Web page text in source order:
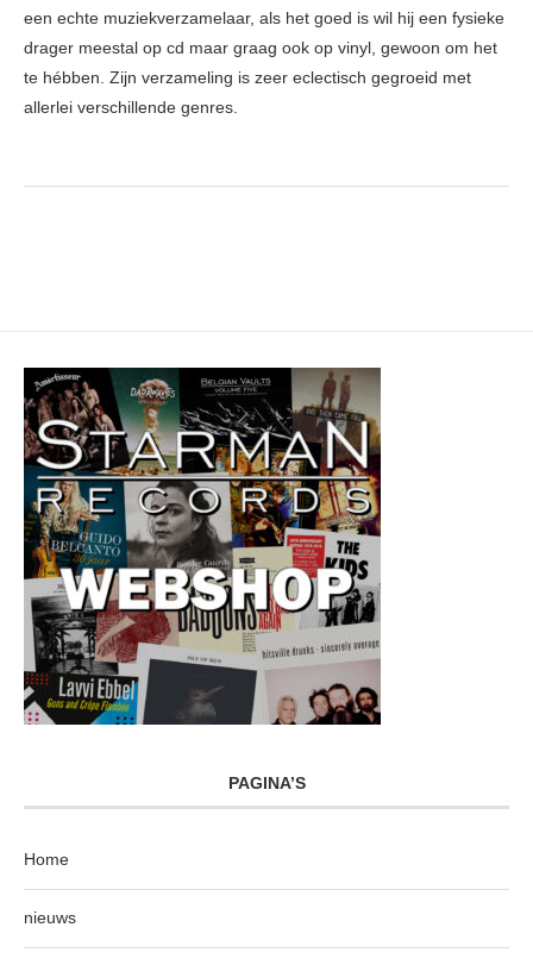
een echte muziekverzamelaar, als het goed is wil hij een fysieke
drager meestal op cd maar graag ook op vinyl, gewoon om het
te hébben. Zijn verzameling is zeer eclectisch gegroeid met
allerlei verschillende genres.
PAGINA’S
Home
nieuws